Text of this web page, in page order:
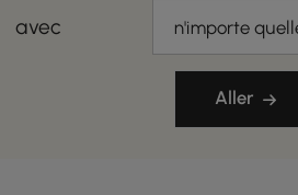
avec n'importe
Aller